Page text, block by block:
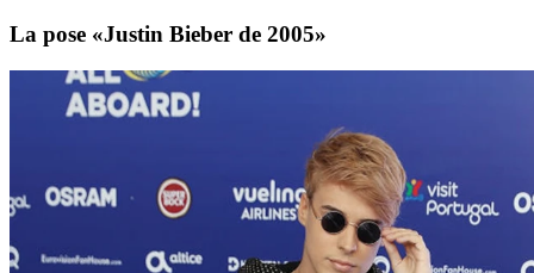
La pose «Justin Bieber de 2005»